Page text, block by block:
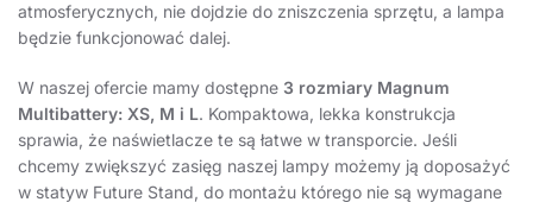
atmosferycznych, nie dojdzie do zniszczenia sprzętu, a lampa
będzie funkcjonować dalej.
W naszej ofercie mamy dostępne 3 rozmiary Magnum
Multibattery: XS, M i L. Kompaktowa, lekka konstrukcja
sprawia, że naświetlacze te są łatwe w transporcie. Jeśli
chcemy zwiększyć zasięg naszej lampy możemy ją doposażyć
w statyw Future Stand, do montażu którego nie są wymagane